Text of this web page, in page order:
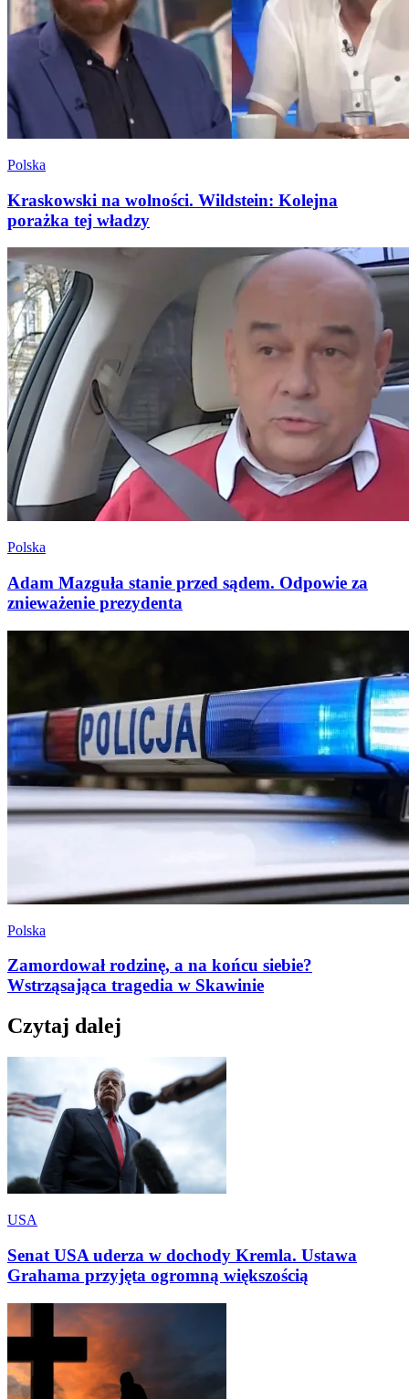
Polska
Kraskowski na wolności. Wildstein: Kolejna
porażka tej władzy
Polska
Adam Mazguła stanie przed sądem. Odpowie za
znieważenie prezydenta
Polska
Zamordował rodzinę, a na końcu siebie?
Wstrząsająca tragedia w Skawinie
Czytaj dalej
USA
Senat USA uderza w dochody Kremla. Ustawa
Grahama przyjęta ogromną większością